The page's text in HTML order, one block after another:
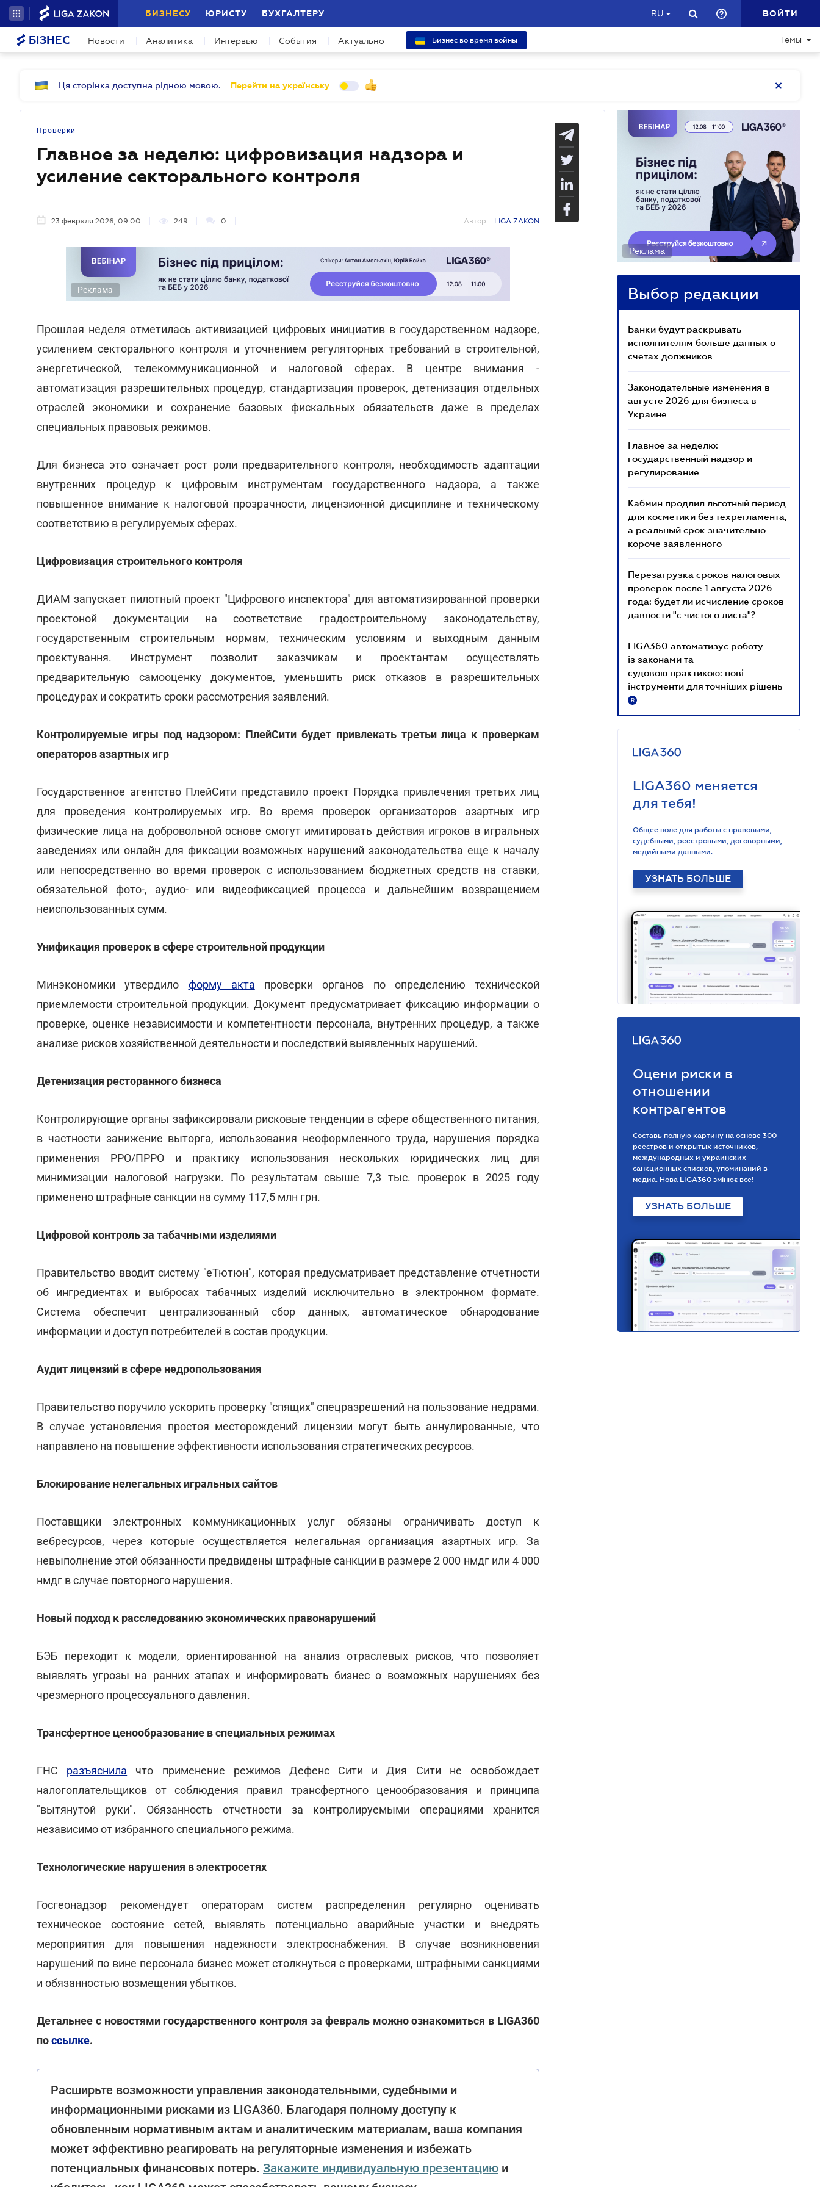
БИЗНЕСУ ЮРИСТУ БУХГАЛТЕРУ RU ВОЙТИ
БІЗНЕС Новости Аналитика Интервью События Актуально Бизнес во время войны Темы
Ця сторінка доступна рідною мовою. Перейти на українську
Проверки
Главное за неделю: цифровизация надзора и
усиление секторального контроля
23 февраля 2026, 09:00 249 0 Автор: LIGA ZAKON
Реклама
Прошлая неделя отметилась активизацией цифровых инициатив в государственном надзоре,
усилением секторального контроля и уточнением регуляторных требований в строительной,
энергетической, телекоммуникационной и налоговой сферах. В центре внимания -
автоматизация разрешительных процедур, стандартизация проверок, детенизация отдельных
отраслей экономики и сохранение базовых фискальных обязательств даже в пределах
специальных правовых режимов.
Для бизнеса это означает рост роли предварительного контроля, необходимость адаптации
внутренних процедур к цифровым инструментам государственного надзора, а также
повышенное внимание к налоговой прозрачности, лицензионной дисциплине и техническому
соответствию в регулируемых сферах.
Цифровизация строительного контроля
ДИАМ запускает пилотный проект "Цифрового инспектора" для автоматизированной проверки
проектоной документации на соответствие градостроительному законодательству,
государственным строительным нормам, техническим условиям и выходным данным
проєктування. Инструмент позволит заказчикам и проектантам осуществлять
предварительную самооценку документов, уменьшить риск отказов в разрешительных
процедурах и сократить сроки рассмотрения заявлений.
Контролируемые игры под надзором: ПлейСити будет привлекать третьи лица к проверкам
операторов азартных игр
Государственное агентство ПлейСити представило проект Порядка привлечения третьих лиц
для проведения контролируемых игр. Во время проверок организаторов азартных игр
физические лица на добровольной основе смогут имитировать действия игроков в игральных
заведениях или онлайн для фиксации возможных нарушений законодательства еще к началу
или непосредственно во время проверок с использованием бюджетных средств на ставки,
обязательной фото-, аудио- или видеофиксацией процесса и дальнейшим возвращением
неиспользованных сумм.
Унификация проверок в сфере строительной продукции
Минэкономики утвердило форму акта проверки органов по определению технической
приемлемости строительной продукции. Документ предусматривает фиксацию информации о
проверке, оценке независимости и компетентности персонала, внутренних процедур, а также
анализе рисков хозяйственной деятельности и последствий выявленных нарушений.
Детенизация ресторанного бизнеса
Контролирующие органы зафиксировали рисковые тенденции в сфере общественного питания,
в частности занижение выторга, использования неоформленного труда, нарушения порядка
применения РРО/ПРРО и практику использования нескольких юридических лиц для
минимизации налоговой нагрузки. По результатам свыше 7,3 тыс. проверок в 2025 году
применено штрафные санкции на сумму 117,5 млн грн.
Цифровой контроль за табачными изделиями
Правительство вводит систему "еТютюн", которая предусматривает представление отчетности
об ингредиентах и выбросах табачных изделий исключительно в электронном формате.
Система обеспечит централизованный сбор данных, автоматическое обнародование
информации и доступ потребителей в состав продукции.
Аудит лицензий в сфере недропользования
Правительство поручило ускорить проверку "спящих" спецразрешений на пользование недрами.
В случае установления простоя месторождений лицензии могут быть аннулированные, что
направлено на повышение эффективности использования стратегических ресурсов.
Блокирование нелегальных игральных сайтов
Поставщики электронных коммуникационных услуг обязаны ограничивать доступ к
вебресурсов, через которые осуществляется нелегальная организация азартных игр. За
невыполнение этой обязанности предвидены штрафные санкции в размере 2 000 нмдг или 4 000
нмдг в случае повторного нарушения.
Новый подход к расследованию экономических правонарушений
БЭБ переходит к модели, ориентированной на анализ отраслевых рисков, что позволяет
выявлять угрозы на ранних этапах и информировать бизнес о возможных нарушениях без
чрезмерного процессуального давления.
Трансфертное ценообразование в специальных режимах
ГНС разъяснила
что применение режимов Дефенс Сити и Дия Сити не освобождает
налогоплательщиков от соблюдения правил трансфертного ценообразования и принципа
"вытянутой руки". Обязанность отчетности за контролируемыми операциями хранится
независимо от избранного специального режима.
Технологические нарушения в электросетях
Госгеонадзор рекомендует операторам систем распределения регулярно оценивать
техническое состояние сетей, выявлять потенциально аварийные участки и внедрять
мероприятия для повышения надежности электроснабжения. В случае возникновения
нарушений по вине персонала бизнес может столкнуться с проверками, штрафными санкциями
и обязанностью возмещения убытков.
Детальнее с новостями государственного контроля за февраль можно ознакомиться в LIGA360
поссылке.
Расширьте возможности управления законодательными, судебными и
информационными рисками из LIGA360. Благодаря полному доступу к
обновленным нормативным актам и аналитическим материалам, ваша компания
может эффективно реагировать на регуляторные изменения и избежать
потенциальных финансовых потерь. Закажите индивидуальную презентацию и
Реклама
Выбор редакции
Банки будут раскрывать
исполнителям больше данных о
счетах должников
Законодательные изменения в
августе 2026 для бизнеса в
Украине
Главное за неделю:
государственный надзор и
регулирование
Кабмин продлил льготный период
для косметики без техрегламента,
а реальный срок значительно
короче заявленного
Перезагрузка сроков налоговых
проверок после 1 августа 2026
года: будет ли исчисление сроков
давности "с чистого листа"?
LIGA360 автоматизує роботу
із законами та
судовою практикою: нові
інструменти для точніших рішень
R
LIGA360 меняется
для тебя!
Общее поле для работы с правовыми,
судебными, реестровыми, договорными,
медийными данными.
УЗНАТЬ БОЛЬШЕ
Оцени риски в
отношении
контрагентов
Составь полную картину на основе 300
реестров и открытых источников,
международных и украинских
санкционных списков, упоминаний в
медиа. Нова LIGA360 змінює все!
УЗНАТЬ БОЛЬШЕ